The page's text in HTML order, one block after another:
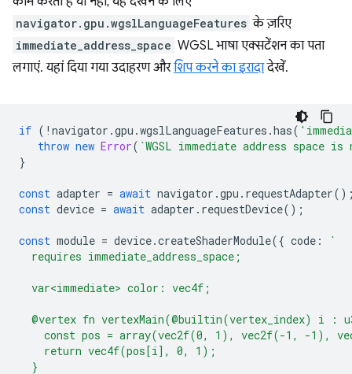
navigator.gpu.wgslLanguageFeatures के ज़रिए
immediate_address_space WGSL भाषा एक्सटेंशन का पता
लगाएं. यहां दिया गया उदाहरण औरशिप करने का इरादादेखें.
if ( ! navigator .gpu .wgslLanguageFeatures .has(
throw new Error( `WGSL immediate address space
}
const adapter = await navigator .gpu . requestAdapter
const device = await adapter . requestDevice();
const module = device.createShaderModule({ code :
`
  requires immediate_address_space;
  var<immediate> color: vec4f;
@vertex fn vertexMain(@builtin(vertex_index) i :
const pos = array(vec2f(0, 1), vec2f(-1, -1),
    return vec4f(pos[i], 0, 1);
  }